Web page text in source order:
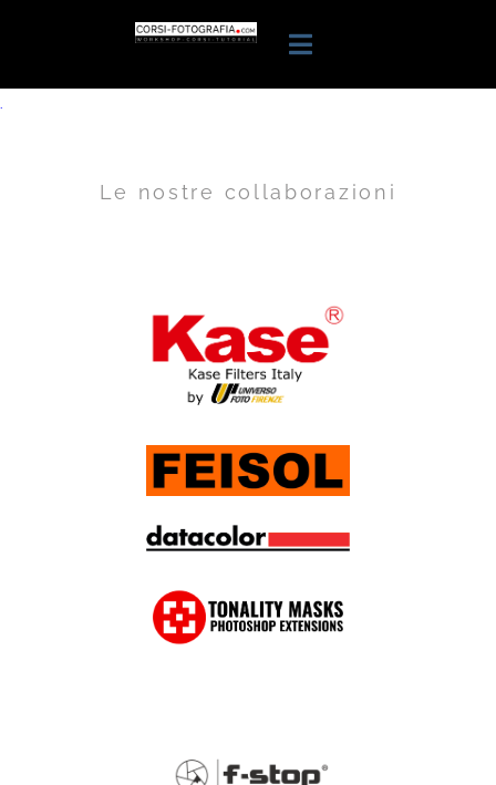
Le nostre collaborazioni